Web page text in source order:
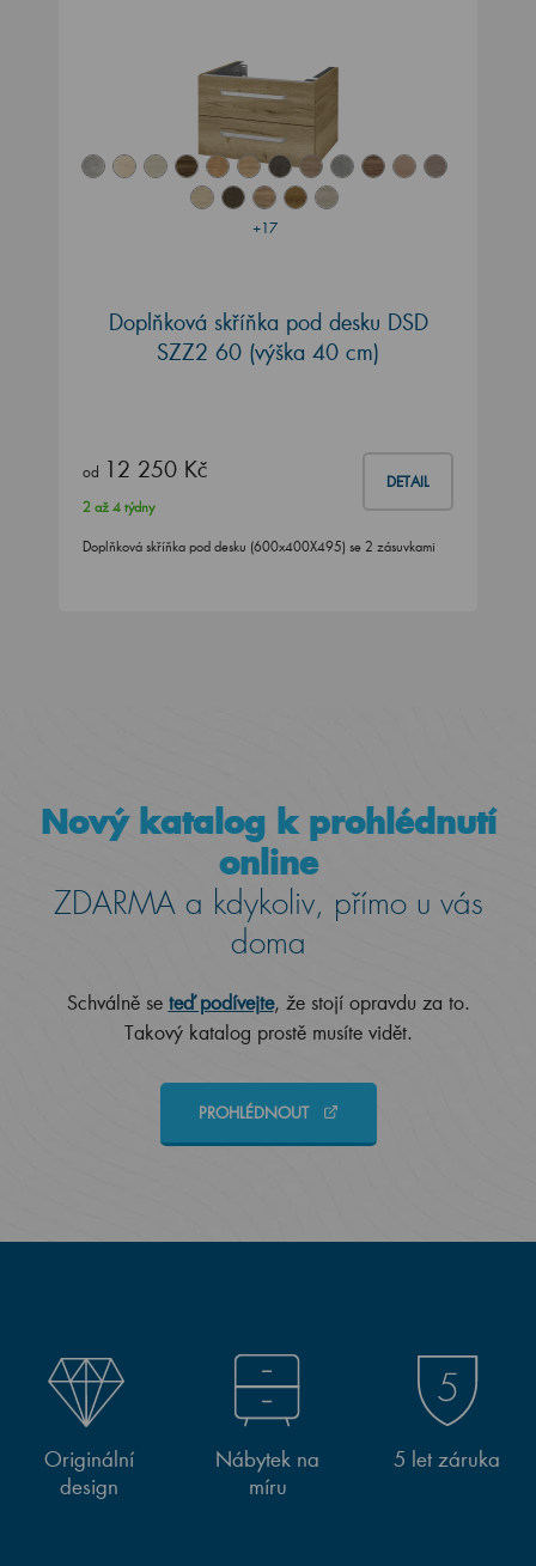
+17
Doplňková skříňka pod desku DSD
SZZ2 60 (výška 40 cm)
od 12 250 Kč DETAIL
2 až 4 týdny
Doplňková skříňka pod desku (600x400X495) se 2 zásuvkami
Nový katalog k prohlédnutí
online
ZDARMA a kdykoliv, přímo u vás
doma
Schválně se teď podívejte, že stojí opravdu za to.
Takový katalog prostě musíte vidět.
PROHLÉDNOUT
Originální
design
Nábytek na
míru
5 let záruka